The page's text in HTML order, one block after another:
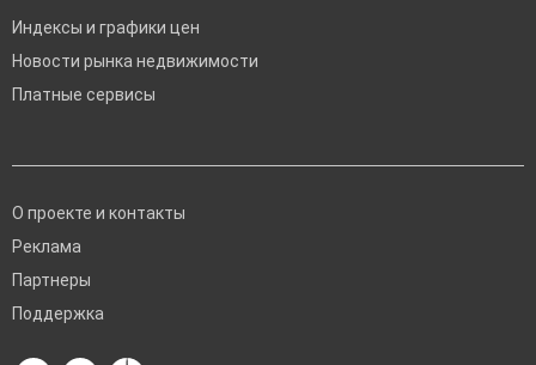
Индексы и графики цен
Новости рынка недвижимости
Платные сервисы
О проекте и контакты
Реклама
Партнеры
Поддержка